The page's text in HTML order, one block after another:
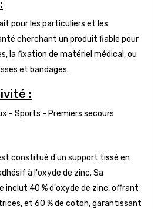
pour les particuliers et les
cherchant un produit fiable pour
la fixation de matériel médical, ou
et bandages.
:
- Sports - Premiers secours
constitué d'un support tissé en
à l'oxyde de zinc. Sa
inclut 40 % d'oxyde de zinc, offrant
et 60 % de coton, garantissant